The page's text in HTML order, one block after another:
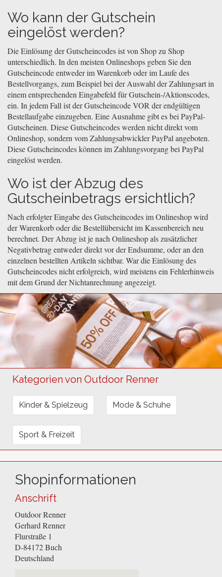
Wo kann der Gutschein
eingelöst werden?
Die Einlösung der Gutscheincodes ist von Shop zu Shop
unterschiedlich. In den meisten Onlineshops geben Sie den
Gutscheincode entweder im Warenkorb oder im Laufe des
Bestellvorgangs, zum Beispiel bei der Auswahl der Zahlungsart in
einem entsprechenden Eingabefeld für Gutschein-/Aktionscodes,
ein. In jedem Fall ist der Gutscheincode VOR der endgültigen
Bestellaufgabe einzugeben. Eine Ausnahme gibt es bei PayPal-
Gutscheinen. Diese Gutscheincodes werden nicht direkt vom
Onlineshop, sondern vom Zahlungsabwickler PayPal angeboten.
Diese Gutscheincodes können im Zahlungsvorgang bei PayPal
eingelöst werden.
Wo ist der Abzug des
Gutscheinbetrags ersichtlich?
Nach erfolgter Eingabe des Gutscheincodes im Onlineshop wird
der Warenkorb oder die Bestellübersicht im Kassenbereich neu
berechnet. Der Abzug ist je nach Onlineshop als zusätzlicher
Negativbetrag entweder direkt vor der Endsumme, oder an den
einzelnen bestellten Artikeln sichtbar. War die Einlösung des
Gutscheincodes nicht erfolgreich, wird meistens ein Fehlerhinweis
mit dem Grund der Nichtanrechnung angezeigt.
Kategorien von Outdoor Renner
Kinder & Spielzeug Mode & Schuhe
Sport & Freizeit
Shopinformationen
Anschrift
Outdoor Renner
Gerhard Renner
Flurstraße 1
D-84172Buch
Deutschland